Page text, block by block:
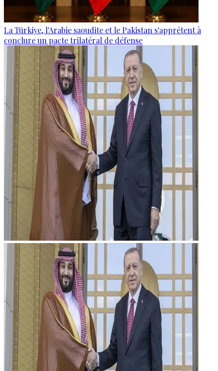
La Türkiye, l'Arabie saoudite et le Pakistan s'apprêtent à
conclure un pacte trilatéral de défense